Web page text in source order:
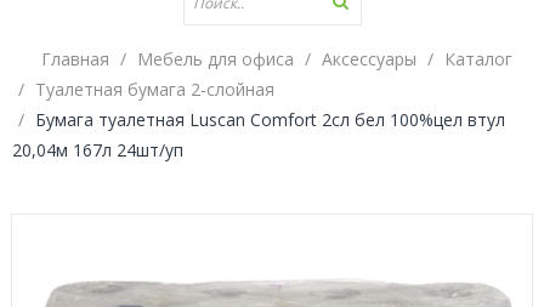
Главная Мебель для офиса Аксессуары
Каталог
Туалетная бумага 2-слойная
Бумага туалетная Luscan Comfort 2сл бел 100%цел втул
20,04м 167л 24шт/уп